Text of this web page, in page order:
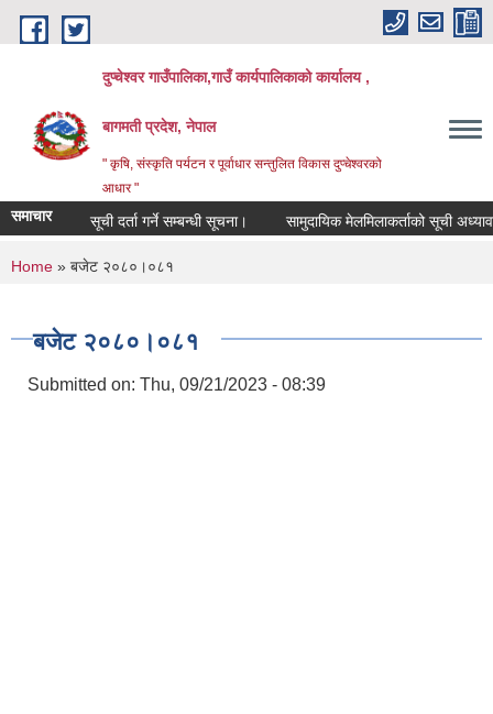
Skip to main content
दुप्चेश्वर गाउँपालिका,गाउँ कार्यपालिकाको कार्यालय ,
बागमती प्रदेश, नेपाल
" कृषि, संस्कृति पर्यटन र पूर्वाधार सन्तुलित विकास दुप्चेश्वरको
आधार "
समाचार सूची दर्ता गर्ने सम्बन्धी सूचना। सामुदायिक मेलमिलाकर्ताको सूची अध्यावधिक
You are here
Home » बजेट २०८०।०८१
बजेट २०८०।०८१
Submitted on: Thu, 09/21/2023 - 08:39